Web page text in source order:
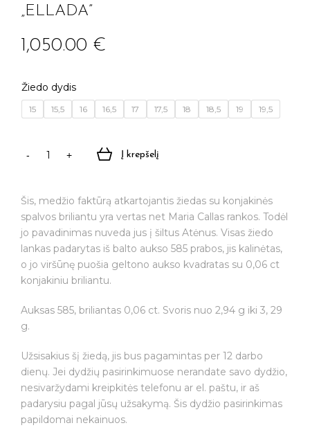
„ELLADA”
1,050.00 €
Žiedo dydis
15 15,5 16 16,5 17 17,5 18 18,5 19 19,5
produkto
aukso
"ELLADA"
Į krepšelį
Šis, medžio faktūrą atkartojantis žiedas su konjakinės
spalvos briliantu yra vertas net Maria Callas rankos. Todėl
jo pavadinimas nuveda jus į šiltus Atėnus. Visas žiedo
lankas padarytas iš balto aukso 585 prabos, jis kalinėtas,
o jo viršūnę puošia geltono aukso kvadratas su 0,06 ct
konjakiniu briliantu.
Auksas 585, briliantas 0,06 ct. Svoris nuo 2,94 g iki 3, 29
g.
Užsisakius šį žiedą, jis bus pagamintas per 12 darbo
dienų. Jei dydžių pasirinkimuose nerandate savo dydžio,
nesivaržydami kreipkitės telefonu ar el. paštu, ir aš
padarysiu pagal jūsų užsakymą. Šis dydžio pasirinkimas
papildomai nekainuos.